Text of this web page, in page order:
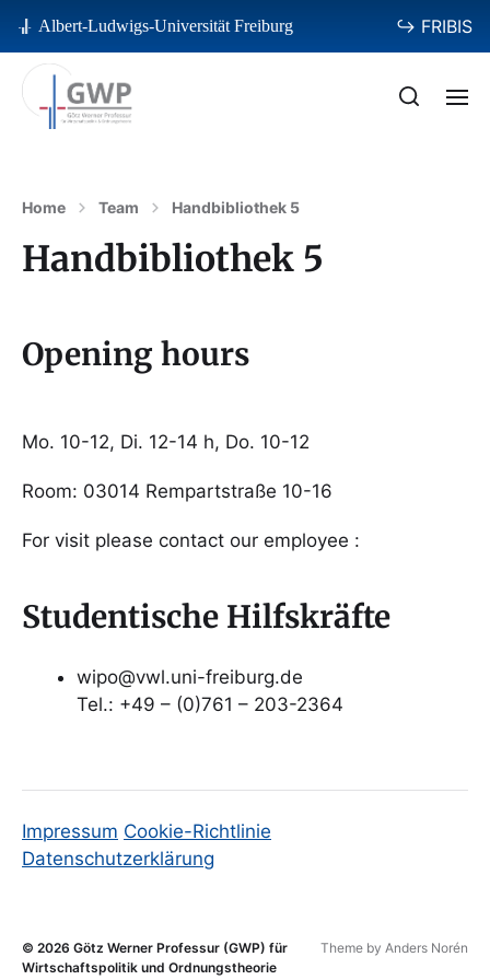
Albert-Ludwigs-Universität Freiburg ↪ FRIBIS
Home Team Handbibliothek 5
Handbibliothek 5
Opening hours
Mo. 10-12, Di. 12-14 h, Do. 10-12
Room: 03014 Rempartstraße 10-16
For visit please contact our employee :
Studentische Hilfskräfte
wipo@vwl.uni-freiburg.de
Tel.: +49 – (0)761 – 203-2364
Impressum Cookie-Richtlinie
Datenschutzerklärung
© 2026 Götz Werner Professur (GWP) für
Wirtschaftspolitik und Ordnungstheorie
Theme by Anders Norén